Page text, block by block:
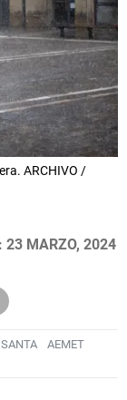
ARCHIVO /
23 MARZO, 2024
AEMET